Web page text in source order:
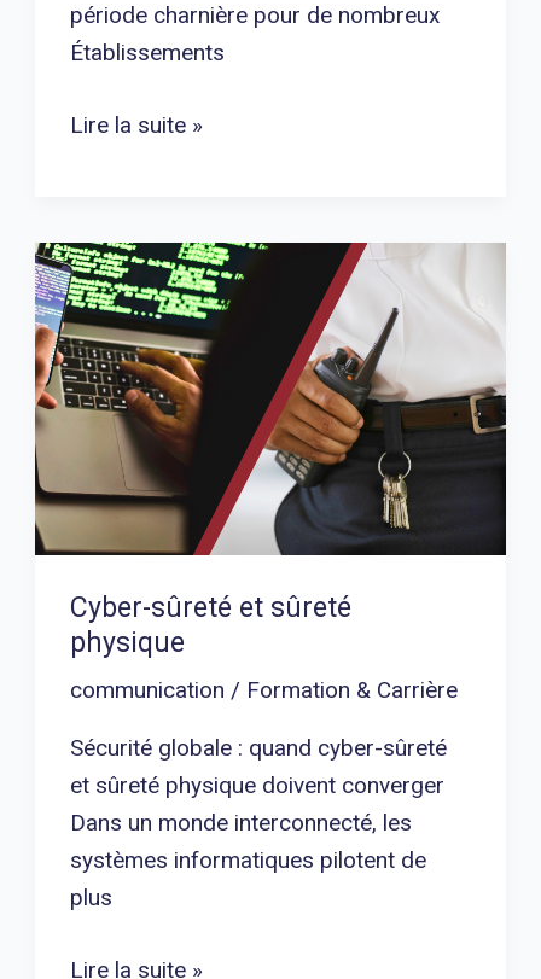
période charnière pour de nombreux
Établissements
Lire la suite »
Cyber-sûreté et sûreté
physique
communication / Formation & Carrière
Sécurité globale : quand cyber-sûreté
et sûreté physique doivent converger
Dans un monde interconnecté, les
systèmes informatiques pilotent de
plus
Cyber-
sûreté
et
sûreté
physique
Lire la suite »